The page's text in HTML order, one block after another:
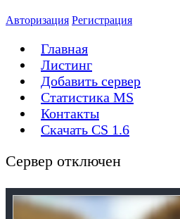
Авторизация Регистрация
Главная
Листинг
Добавить сервер
Статистика MS
Контакты
Скачать CS 1.6
Сервер отключен